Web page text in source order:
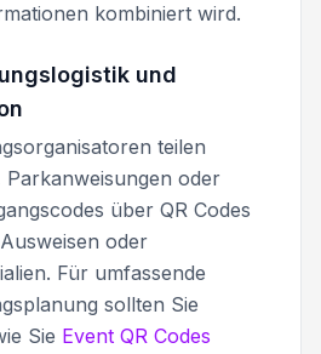
kombiniert wird.
und
teilen
oder
über QR Codes
oder
Für umfassende
sollten Sie
Sie Event QR Codes